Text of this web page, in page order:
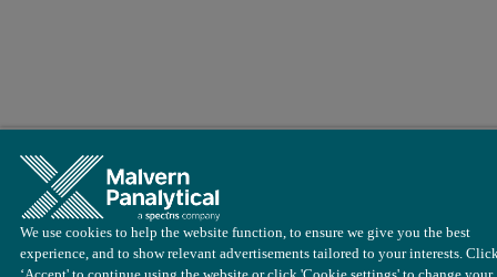
We use cookies to help the website function, to ensure we give you the best
experience, and to show relevant advertisements tailored to your interests.